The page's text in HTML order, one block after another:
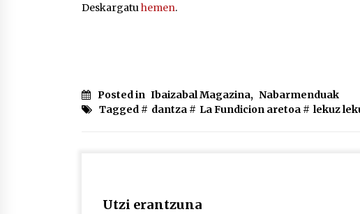
Deskargatuhemen.
Posted in Ibaizabal Magazina, Nabarmenduak
Tagged # dantza # La Fundicion aretoa # lekuz
Utzi erantzuna